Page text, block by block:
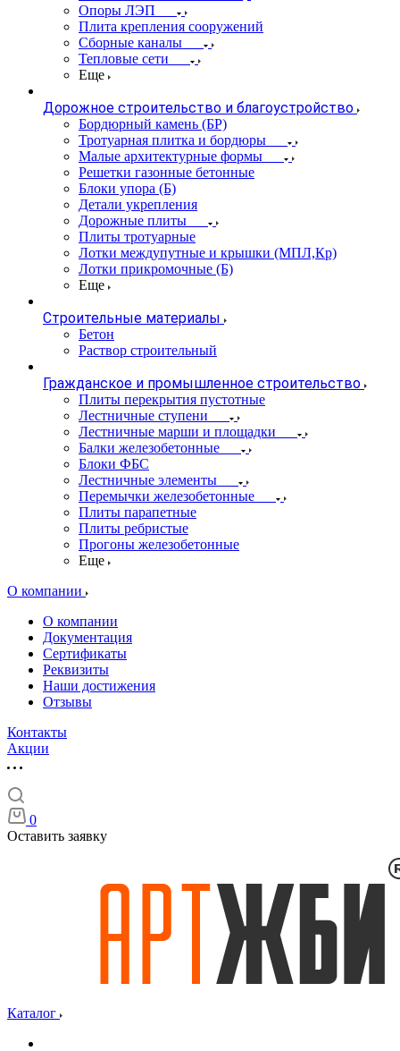
Опоры ЛЭП
Плита крепления сооружений
Сборные каналы
Тепловые сети
Еще
Дорожное строительство и благоустройство
Бордюрный камень (БР)
Тротуарная плитка и бордюры
Малые архитектурные формы
Решетки газонные бетонные
Блоки упора (Б)
Детали укрепления
Дорожные плиты
Плиты тротуарные
Лотки междупутные и крышки (МПЛ,Кр)
Лотки прикромочные (Б)
Еще
Строительные материалы
Бетон
Раствор строительный
Гражданское и промышленное строительство
Плиты перекрытия пустотные
Лестничные ступени
Лестничные марши и площадки
Балки железобетонные
Блоки ФБС
Лестничные элементы
Перемычки железобетонные
Плиты парапетные
Плиты ребристые
Прогоны железобетонные
Еще
О компании
О компании
Документация
Сертификаты
Реквизиты
Наши достижения
Отзывы
Контакты
Акции
0
Оставить заявку
Каталог